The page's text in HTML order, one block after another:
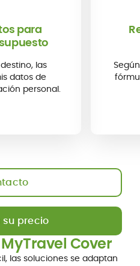
para
las
datos de
personal.
precio
MyTravel Cover
las soluciones se adaptan